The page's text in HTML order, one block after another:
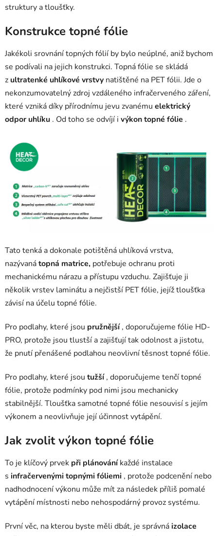
struktury a tloušťky.
Konstrukce topné fólie
Jakékoli srovnání topných fólií by bylo neúplné, aniž bychom
se podívali na jejich konstrukci. Topná fólie se skládá
z ultratenké uhlíkové vrstvy natištěné na PET fólii. Jde o
nekonzumovatelný zdroj vzdáleného infračerveného záření,
které vzniká díky přírodnímu jevu zvanému elektrický
odpor uhlíku . Od toho se odvíjí i výkon topné fólie .
Tato tenká a dokonale potištěná uhlíková vrstva,
nazývanátopná matrice, potřebuje ochranu proti
mechanickému nárazu a přístupu vzduchu. Zajišťuje ji
několik vrstev laminátu a nejčistší PET fólie, jejíž tloušťka
závisí na účelu topné fólie.
Pro podlahy, které jsou pružnější , doporučujeme fólie HD-
PRO, protože jsou tlustší a zajišťují tak odolnost a jistotu,
že pnutí přenášené podlahou neovlivní těsnost topné fólie.
Pro podlahy, které jsou tužší , doporučujeme tenčí topné
fólie, protože podmínky pod nimi jsou mechanicky
stabilnější. Tloušťka samotné topné fólie nesouvisí s jejím
výkonem a neovlivňuje její účinnost vytápění.
Jak zvolit výkon topné fólie
To je klíčový prvek při plánování každé instalace
s infračervenými topnými fóliemi , protože podcenění nebo
nadhodnocení výkonu může mít za následek příliš pomalé
vytápění místnosti nebo nehospodárný provoz systému.
První věc, na kterou byste měli dbát, je správnáizolace